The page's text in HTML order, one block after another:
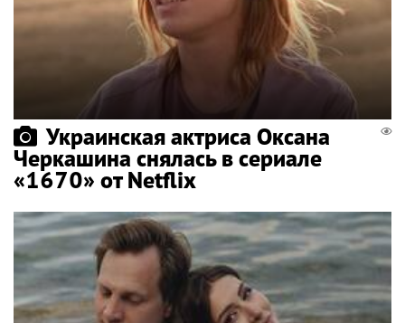
Украинская актриса Оксана
Черкашина снялась в сериале
«1670» от Netflix